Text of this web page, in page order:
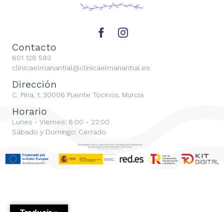
Contacto
601 128 593
clinicaelmanantial@clinicaelmanantial.es
Dirección
C. Pina, 1, 30006 Puente Tocinos, Murcia
Horario
Lunes - Viernes: 8:00 - 22:00
Sábado y Domingo: Cerrado